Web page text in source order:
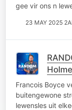
gee vir ons n
23 MAY 2025
Francois Boyce
buitengewone
lewensles uit